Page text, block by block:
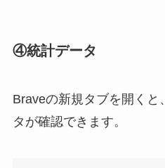
④統計データ
Braveの新規タブを開くと
タが確認できます。